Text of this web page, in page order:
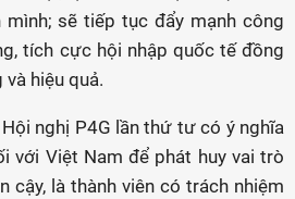
sẽ tiếp tục đẩy mạnh công
tích cực hội nhập quốc tế đồng
và hiệu quả.
nghị P4G lần thứ tư có ý nghĩa
với Việt Nam để phát huy vai trò
cậy, là thành viên có trách nhiệm